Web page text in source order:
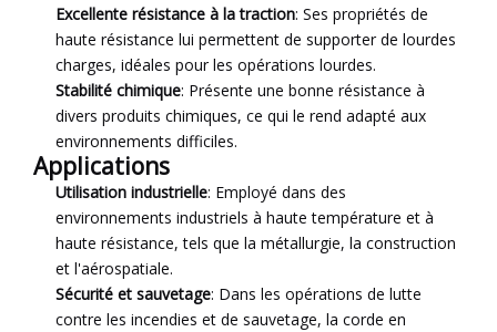
Excellente résistance à la traction: Ses propriétés de
haute résistance lui permettent de supporter de lourdes
charges, idéales pour les opérations lourdes.
Stabilité chimique: Présente une bonne résistance à
divers produits chimiques, ce qui le rend adapté aux
environnements difficiles.
Applications
Utilisation industrielle: Employé dans des
environnements industriels à haute température et à
haute résistance, tels que la métallurgie, la construction
et l'aérospatiale.
Sécurité et sauvetage: Dans les opérations de lutte
contre les incendies et de sauvetage, la corde en